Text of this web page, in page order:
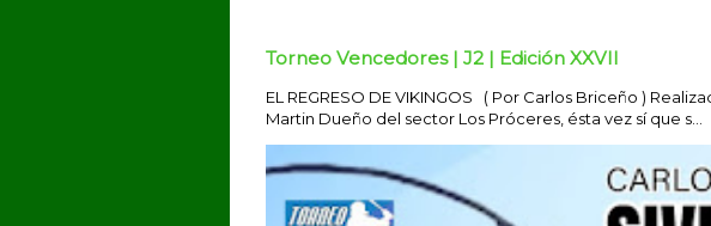
Torneo Vencedores | J2 | Edición XXVII
EL REGRESO DE VIKINGOS ( Por Carlos Briceño )
Martin Dueño del sector Los Próceres, ésta vez sí que s...